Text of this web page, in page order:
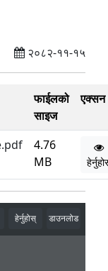
२०८२-११-१५
फाईलको
साइज
एक्सन
4.76
MB